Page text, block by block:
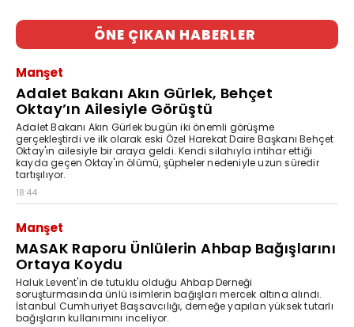
ÖNE ÇIKAN HABERLER
Manşet
Adalet Bakanı Akın Gürlek, Behçet
Oktay’ın Ailesiyle Görüştü
Adalet Bakanı Akın Gürlek bugün iki önemli görüşme
gerçekleştirdi ve ilk olarak eski Özel Harekat Daire Başkanı Behçet
Oktay'ın ailesiyle bir araya geldi. Kendi silahıyla intihar ettiği
kayda geçen Oktay'ın ölümü, şüpheler nedeniyle uzun süredir
tartışılıyor.
18:44
Manşet
MASAK Raporu Ünlülerin Ahbap Bağışlarını
Ortaya Koydu
Haluk Levent'in de tutuklu olduğu Ahbap Derneği
soruşturmasında ünlü isimlerin bağışları mercek altına alındı.
İstanbul Cumhuriyet Başsavcılığı, derneğe yapılan yüksek tutarlı
bağışların kullanımını inceliyor.